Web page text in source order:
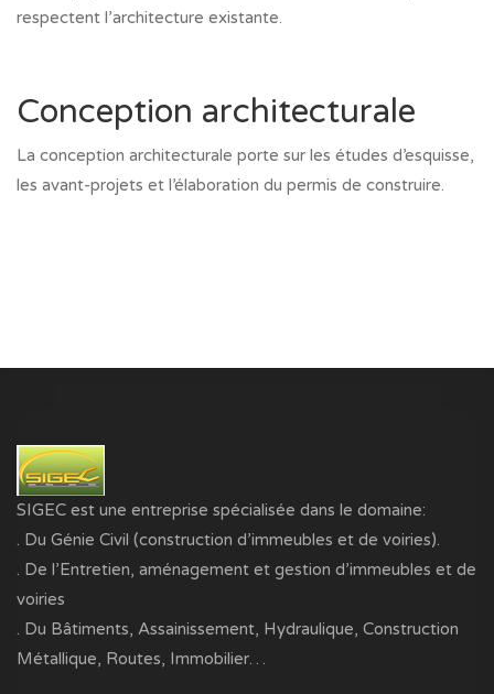
respectent l’architecture existante.
Conception architecturale
La conception architecturale porte sur les études d’esquisse,
les avant-projets et l’élaboration du permis de construire.
SIGEC est une entreprise spécialisée dans le domaine:
. Du Génie Civil (construction d’immeubles et de voiries).
. De l’Entretien, aménagement et gestion d’immeubles et de
voiries
. Du Bâtiments, Assainissement, Hydraulique, Construction
Métallique, Routes, Immobilier…